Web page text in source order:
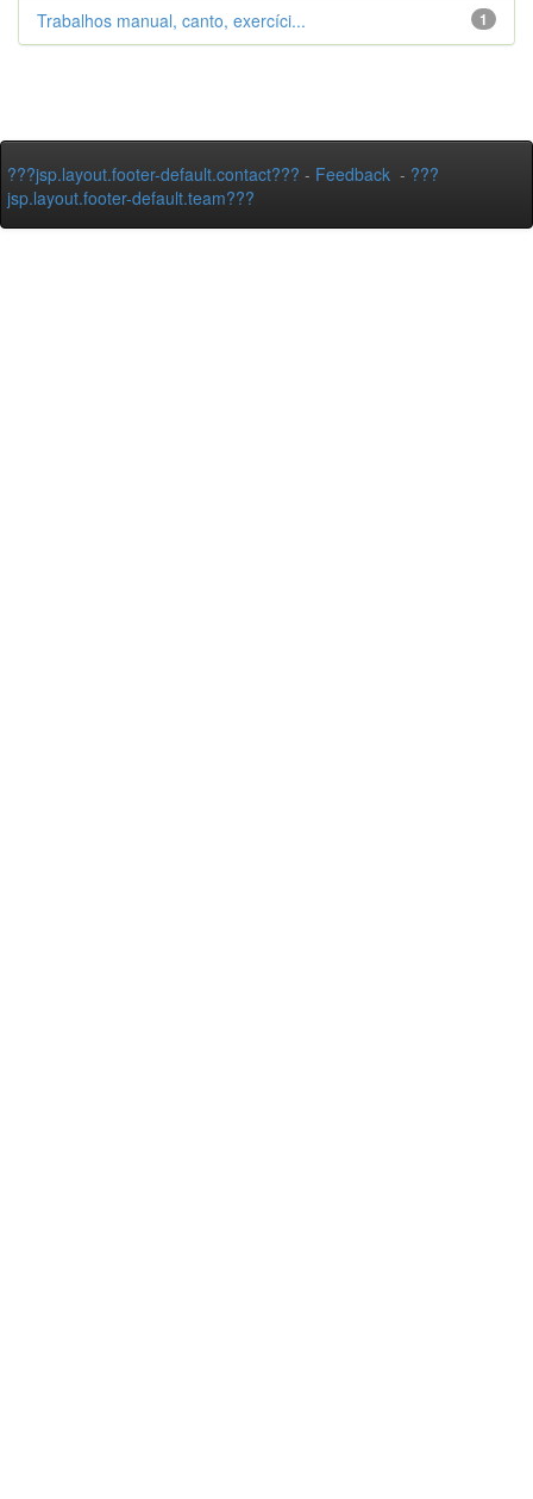
1
Trabalhos manual, canto, exercíci...
???jsp.layout.footer-default.contact??? - Feedback - ???
jsp.layout.footer-default.team???